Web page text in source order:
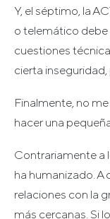
Y, el séptimo, la
o telemático debe
cuestiones
cierta
Finalmente, no
hacer una
Contrariamente a
ha humanizado. A
relaciones con la
más cercanas. Si